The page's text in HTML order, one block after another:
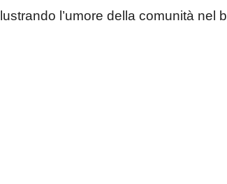
l’umore della comunità nel